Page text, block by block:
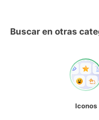
Buscar en otras
Iconos